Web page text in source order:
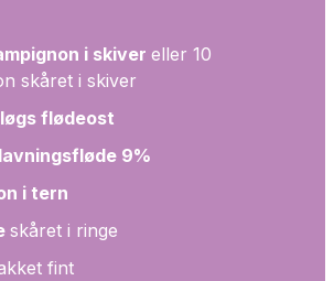
i skiver eller 10
skåret i skiver
flødeost
9%
i tern
skåret i ringe
fint